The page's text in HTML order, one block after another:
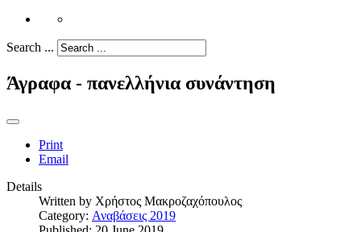
Search ...
Άγραφα - πανελλήνια συνάντηση
Print
Email
Details
Written by Χρήστος Μακροζαχόπουλος
Category: Αναβάσεις 2019